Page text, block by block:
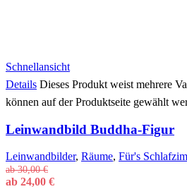
Schnellansicht
Details Dieses Produkt weist mehrere
können auf der Produktseite gewählt
Leinwandbild Buddha-Figur
Leinwandbilder, Räume, Für's
ab30,00€
ab 24,00 €